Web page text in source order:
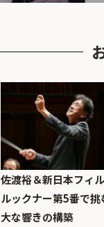
佐渡裕＆新日本フィ
ルックナー第5番で挑
大な響きの構築